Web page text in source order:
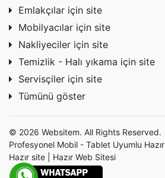
Emlakçılar için site
Mobilyacılar için site
Nakliyeciler için site
Temizlik - Halı yıkama için site
Servisçiler için site
Tümünü göster
© 2026 Websitem. All Rights Reserved.
Profesyonel Mobil - Tablet Uyumlu Hazır
Hazır site | Hazır Web Sitesi